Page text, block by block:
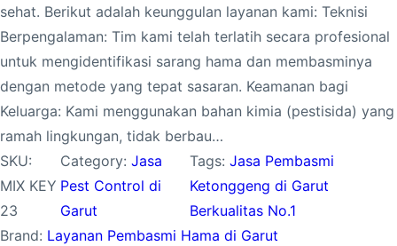
sehat. Berikut adalah keunggulan layanan kami: Teknisi
Berpengalaman: Tim kami telah terlatih secara profesional
untuk mengidentifikasi sarang hama dan membasminya
dengan metode yang tepat sasaran. Keamanan bagi
Keluarga: Kami menggunakan bahan kimia (pestisida) yang
ramah lingkungan, tidak berbau…
SKU:
MIX KEY
23
Category: Jasa
Pest Control di
Garut
Tags: Jasa Pembasmi
Ketonggeng di Garut
Berkualitas No.1
Brand: Layanan Pembasmi Hama di Garut